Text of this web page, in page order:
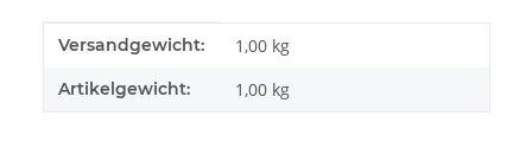
Produkteigenschaft
Wert
Versandgewicht: 1,00 kg
Artikelgewicht: 1,00 kg